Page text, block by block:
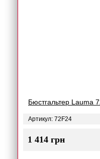
Бюстгальтер Lauma
Артикул: 72F24
1 414 грн